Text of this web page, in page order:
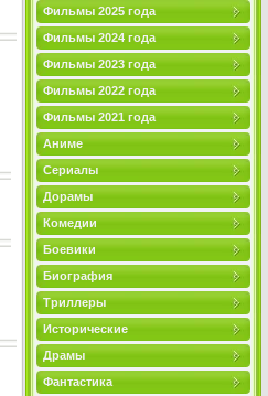
Фильмы 2025 года
Фильмы 2024 года
Фильмы 2023 года
Фильмы 2022 года
Фильмы 2021 года
Аниме
Сериалы
Дорамы
Комедии
Боевики
Биография
Триллеры
Исторические
Драмы
Фантастика